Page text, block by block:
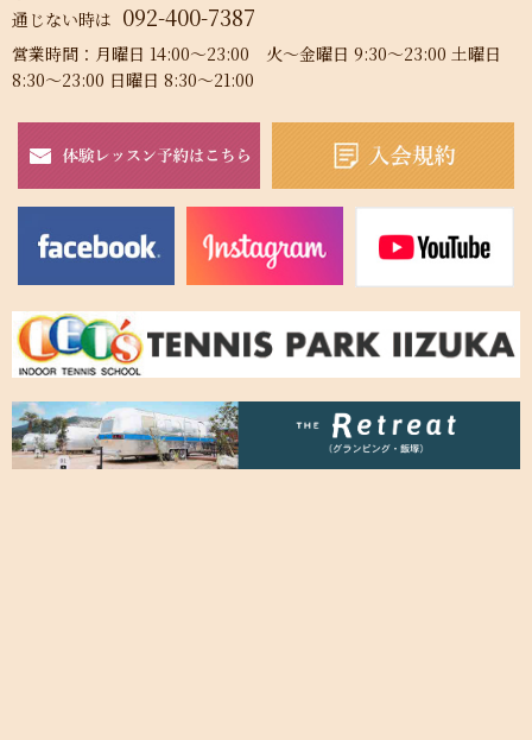
通じない時は 092-400-7387
営業時間：月曜日 14:00～23:00 火～金曜日 9:30～23:00 土曜日
8:30～23:00 日曜日 8:30～21:00